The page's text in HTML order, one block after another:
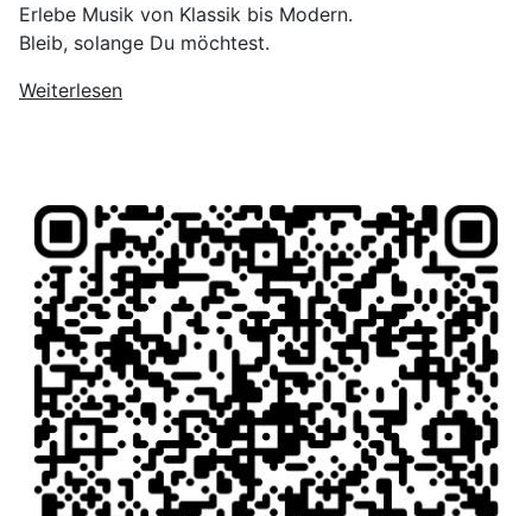
Erlebe Musik von Klassik bis Modern.
Bleib, solange Du möchtest.
Weiterlesen